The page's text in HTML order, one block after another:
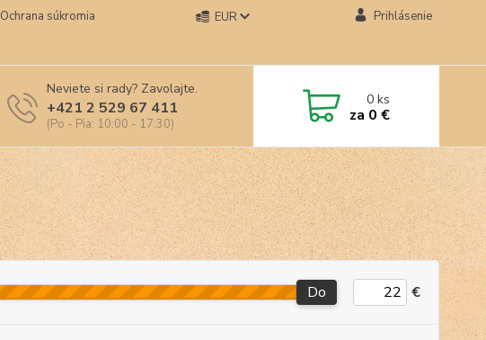
Ochrana súkromia
EUR Prihlásenie
Neviete si rady? Zavolajte.
+421 2 529 67 411
(Po - Pia: 10:00 - 17:30)
0ks
za 0 €
Do €